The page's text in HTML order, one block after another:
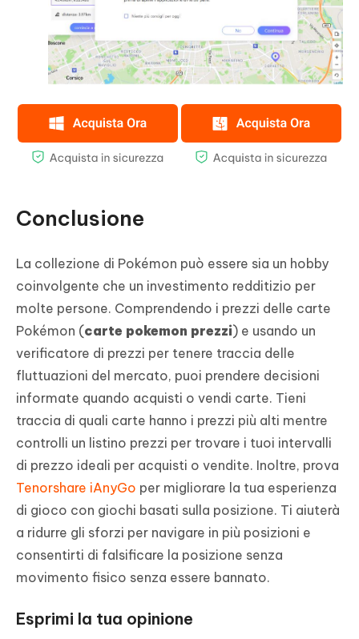
Conclusione
La collezione di Pokémon può essere sia un hobby
coinvolgente che un investimento redditizio per
molte persone. Comprendendo i prezzi delle carte
Pokémon (carte pokemon prezzi) e usando un
verificatore di prezzi per tenere traccia delle
fluttuazioni del mercato, puoi prendere decisioni
informate quando acquisti o vendi carte. Tieni
traccia di quali carte hanno i prezzi più alti mentre
controlli un listino prezzi per trovare i tuoi intervalli
di prezzo ideali per acquisti o vendite. Inoltre, prova
Tenorshare iAnyGo per migliorare la tua esperienza
di gioco con giochi basati sulla posizione. Ti aiuterà
a ridurre gli sforzi per navigare in più posizioni e
consentirti di falsificare la posizione senza
movimento fisico senza essere bannato.
Esprimi la tua opinione